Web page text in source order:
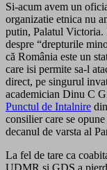
Si-acum avem un
organizatie etnica nu
putin, Palatul Victoria.
despre “drepturile
că România este un
care isi permite sa-l
direct, pe singurul
academician Dinu C
Punctul de Intalnire
consilier care se
decanul de varsta al
La fel de tare ca